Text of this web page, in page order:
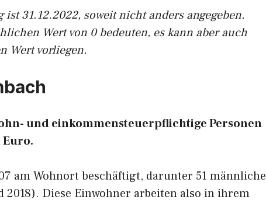
31.12.2022, soweit nicht anders angegeben.
Wert von 0 bedeuten, es kann aber auch
Wert vorliegen.
und einkommensteuerpflichtige Personen
am Wohnort beschäftigt, darunter 51 männliche
2018). Diese Einwohner arbeiten also in ihrem